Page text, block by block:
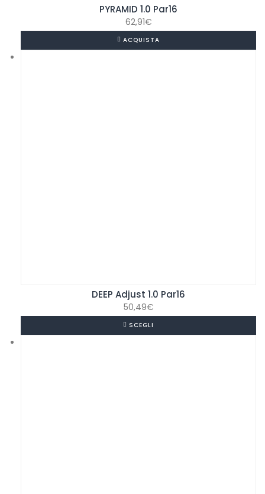
PYRAMID 1.0 Par16
62,91€
ACQUISTA
DEEP Adjust 1.0 Par16
50,49€
SCEGLI